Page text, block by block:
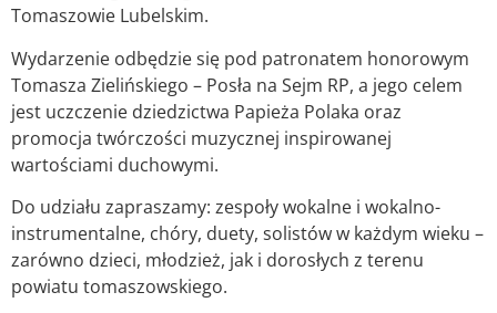
Tomaszowie Lubelskim.
Wydarzenie odbędzie się pod patronatem honorowym
Tomasza Zielińskiego – Posła na Sejm RP, a jego celem
jest uczczenie dziedzictwa Papieża Polaka oraz
promocja twórczości muzycznej inspirowanej
wartościami duchowymi.
Do udziału zapraszamy: zespoływokalne i wokalno-
instrumentalne, chóry, duety, solistów w każdym wieku –
zarówno dzieci, młodzież, jak i dorosłych z terenu
powiatu tomaszowskiego.